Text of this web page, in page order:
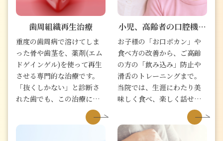
歯周組織再生治療
重度の歯周病で溶けてしま
った骨や歯茎を、薬剤(エム
ドゲインゲル)を使って再生
させる専門的な治療です。
「抜くしかない」と診断さ
れた歯でも、この治療によ
って寿命を延ばし、保存で
きる可能性があります。 世
小児、高齢者の口腔機能
管理
お子様の「お口ポカン」や
食べ方の改善から、ご高齢
の方の「飲み込み」防止や
滑舌のトレーニングまで。
当院では、生涯にわたり美
味しく食べ、楽しく話せる
よう、年代に合わせた専門
的な「口腔機能管理」で全
身の健康をサポートしま